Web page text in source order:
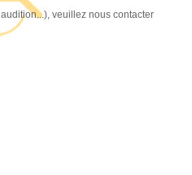
veuillez nous contacter